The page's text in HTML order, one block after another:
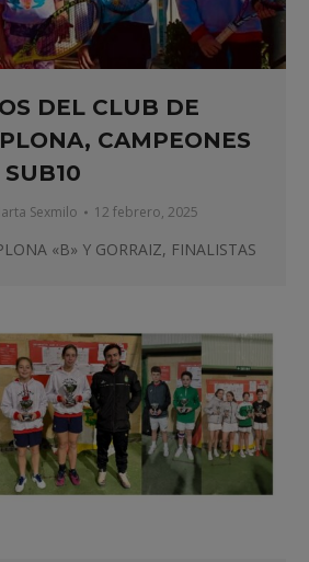
DEL CLUB DE
CAMPEONES
SUB10
Sexmilo 12 febrero, 2025
«B» Y GORRAIZ, FINALISTAS